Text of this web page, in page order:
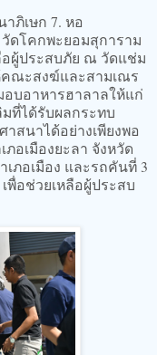
ภิเษก 7. หอ
ดโคกพะยอมสุการาม
อผู้ประสบภัย ณ วัดแช่ม
คณะสงฆ์และสามเณร
บอาหารฮาลาลให้แก่
ที่ได้รับผลกระทบ
สนาได้อย่างเพียงพอ
อเมืองยะลา จังหวัด
ภอเมือง และรถคันที่ 3
อช่วยเหลือผู้ประสบ